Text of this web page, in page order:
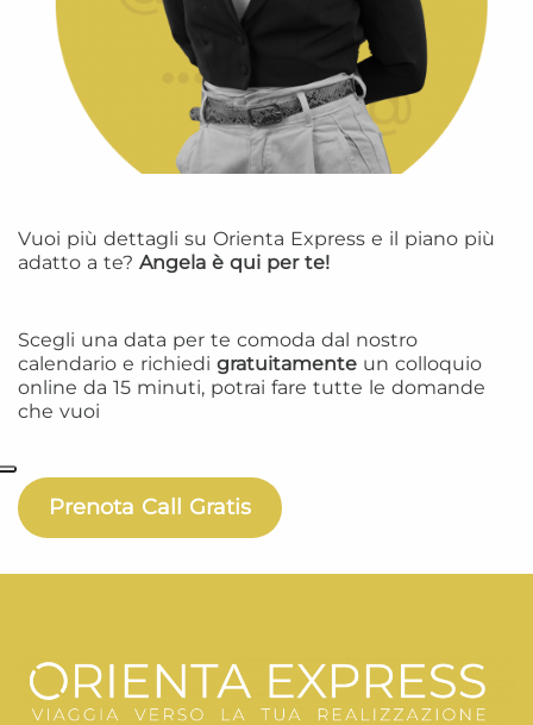
Vuoi più dettagli su Orienta Express e il piano più
adatto a te? Angela è qui per te!
Scegli una data per te comoda dal nostro
calendario e richiedi gratuitamente un colloquio
online da 15 minuti, potrai fare tutte le domande
che vuoi
Prenota Call Gratis